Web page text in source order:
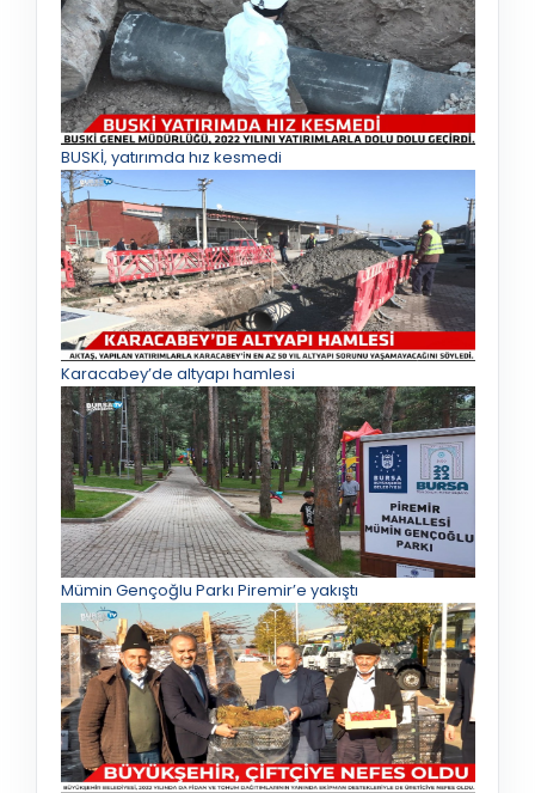
BUSKİ, yatırımda hız kesmedi
Karacabey’de altyapı hamlesi
Mümin Gençoğlu Parkı Piremir’e yakıştı